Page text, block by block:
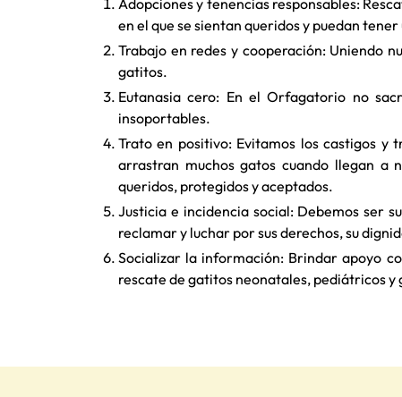
en el que se sientan queridos y puedan
Trabajo en redes y cooperación: Uniendo
gatitos.
Eutanasia cero: En el Orfagatorio no
insoportables.
Trato en positivo: Evitamos los castigos y
arrastran muchos gatos cuando llegan a
queridos, protegidos y aceptados.
Justicia e incidencia social: Debemos ser
reclamar y luchar por sus derechos, su
Socializar la información: Brindar apoyo
rescate de gatitos neonatales, pediátricos